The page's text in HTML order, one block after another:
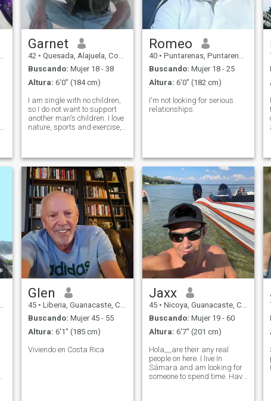
Garnet
42 • Quesada, Alajuela, Costa Rica
Buscando: Mujer 18 - 38
Altura: 6'0" (184 cm)
I am single with no children,
so I do not want to support
another man's children. I love
nature, sports and exercise,
Romeo
40 • Puntarenas, Puntarenas, Costa Rica
Buscando: Mujer 18 - 25
Altura: 6'0" (182 cm)
I'm not looking for serious
relationships.
Glen
45 • Liberia, Guanacaste, Costa Rica
Buscando: Mujer 45 - 55
Altura: 6'1" (185 cm)
Viviendo en Costa Rica
Jaxx
45 • Nicoya, Guanacaste, Costa Rica
Buscando: Mujer 19 - 60
Altura: 6'7" (201 cm)
Hola,,,,are their any real
people on here. I live In
Sámara and am looking for
someone to spend time. Have